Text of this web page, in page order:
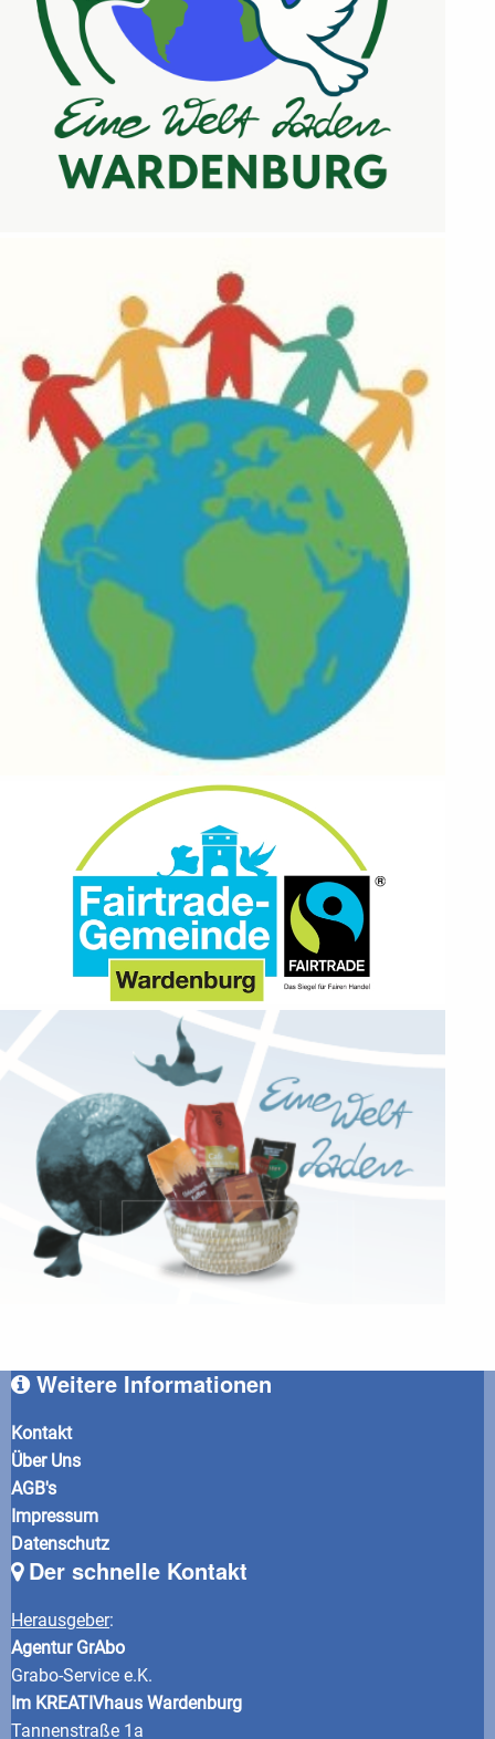
Weitere Informationen
Kontakt
Über Uns
AGB's
Impressum
Datenschutz
Der schnelle Kontakt
Herausgeber:
Agentur GrAbo
Grabo-Service e.K.
Im KREATIVhaus Wardenburg
Tannenstraße 1a